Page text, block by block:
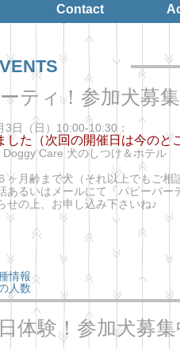
Contact
ティ！参加犬募
3日（日）10:00-10:30：
した（次回の開催日は今のと
Doggy Care 犬のしつけ＆ホテル
ヶ月齢まで犬（それ以上でもご相
あるいはメールにて「パピーパー
せの上、お申し込み下さいね♪
情報
人数
体験！参加犬募集